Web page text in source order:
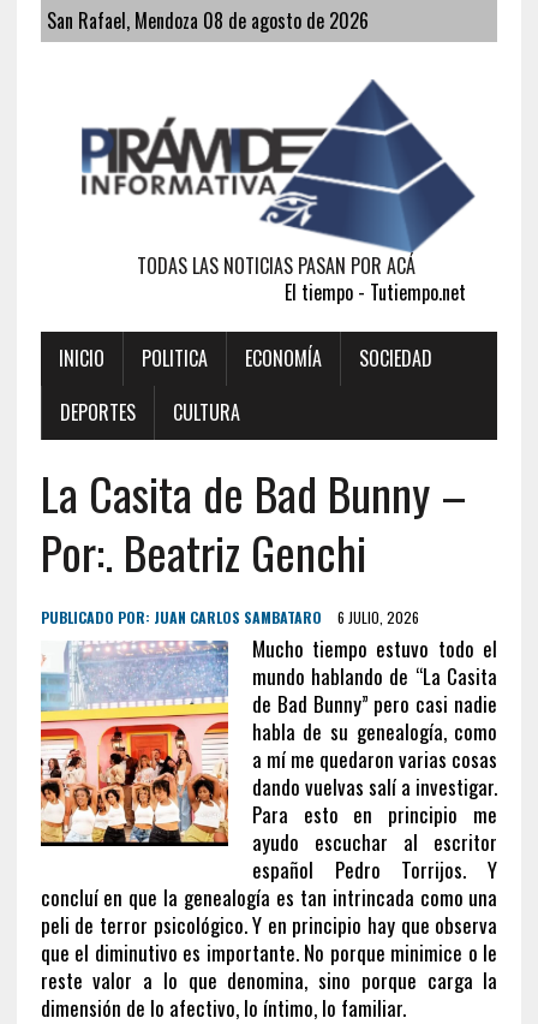
San Rafael, Mendoza 08 de agosto de 2026
TODAS LAS NOTICIAS PASAN POR ACÁ
El tiempo - Tutiempo.net
INICIO POLITICA ECONOMÍA
SOCIEDAD
DEPORTES
CULTURA
La Casita de Bad Bunny –
Por:. Beatriz Genchi
PUBLICADO POR: JUAN CARLOS SAMBATARO 6 JULIO, 2026
Mucho tiempo estuvo todo el
mundo hablando de “La Casita
de Bad Bunny” pero casi nadie
habla de su genealogía, como
a mí me quedaron varias cosas
dando vuelvas salí a investigar.
Para esto en principio me
ayudo escuchar al escritor
español Pedro Torrijos. Y
concluí en que la genealogía es tan intrincada como una
peli de terror psicológico. Y en principio hay que observa
que el diminutivo es importante. No porque minimice o le
reste valor a lo que denomina, sino porque carga la
dimensión de lo afectivo, lo íntimo, lo familiar.